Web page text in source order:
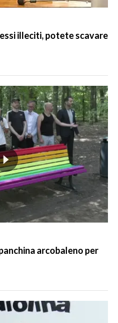
illeciti, potete scavare
arcobaleno per